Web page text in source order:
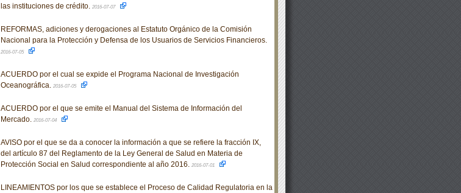
las instituciones de crédito. 2016-07-07
REFORMAS, adiciones y derogaciones al Estatuto Orgánico de la Comisión
Nacional para la Protección y Defensa de los Usuarios de Servicios Financieros.
2016-07-05
ACUERDO por el cual se expide el Programa Nacional de Investigación
Oceanográfica. 2016-07-05
ACUERDO por el que se emite el Manual del Sistema de Información del
Mercado. 2016-07-04
AVISO por el que se da a conocer la información a que se refiere la fracción IX,
del artículo 87 del Reglamento de la Ley General de Salud en Materia de
Protección Social en Salud correspondiente al año 2016. 2016-07-01
LINEAMIENTOS por los que se establece el Proceso de Calidad Regulatoria en la